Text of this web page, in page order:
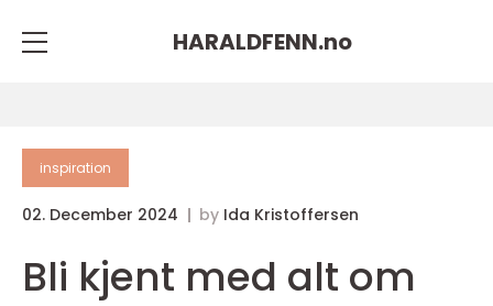
HARALDFENN.no
inspiration
02. December 2024 by Ida Kristoffersen
Bli kjent med alt om